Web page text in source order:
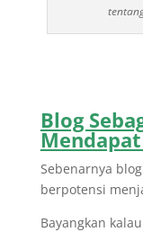
Blog
Sebenarnya
berpotensi
Bayangkan